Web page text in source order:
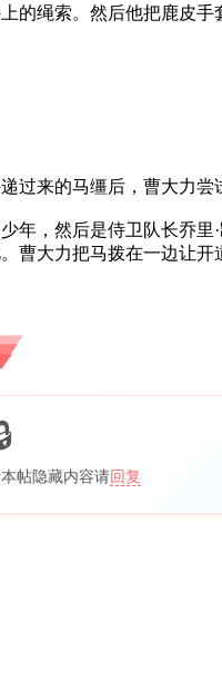
绳索。然后他把鹿皮
来的马缰后，曹大力尝
，然后是侍卫队长乔
大力把马拨在一边让
帖隐藏内容请回复